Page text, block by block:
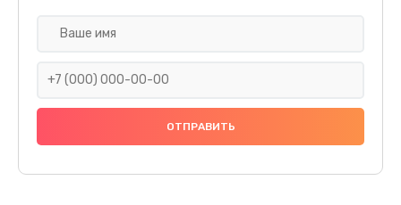
Замена шлейфа матрицы